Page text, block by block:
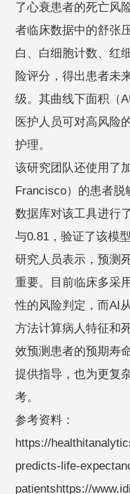
了心衰患者的死亡风
者临床数据中的舒张
白、白细胞计数、红
险评分，得出患者未
级。其曲线下面积（
医护人员可对高风险
护理。
该研究团队还使用了
Francisco）的患者脱
数据库对该工具进行
与0.81，验证了该模
研究人员表示，预测
重要。目前临床多采
性的风险判定，而AI
方法计算病人特征和
效预测患者的预期寿
提供指导，也为更复
考。
参考资料：
https://
predicts-life-
patientshttps://